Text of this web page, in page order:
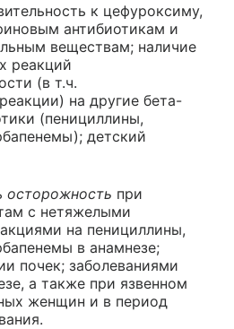
к цефуроксиму,
антибиотикам и
веществам; наличие
реакций
(в т.ч.
на другие бета-
(пенициллины,
детский
осторожность при
с нетяжелыми
на пенициллины,
в анамнезе;
почек; заболеваниями
а также при язвенном
женщин и в период